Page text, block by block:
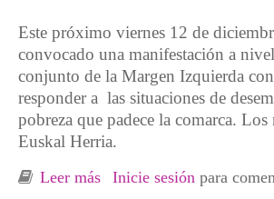
Este próximo viernes 12 de
convocado una manifestación a
conjunto de la Margen Izquierda
responder a las situaciones de
pobreza que padece la comarca. Los
Euskal Herria.
Leer más sobre Manifestación
Inicie sesión para